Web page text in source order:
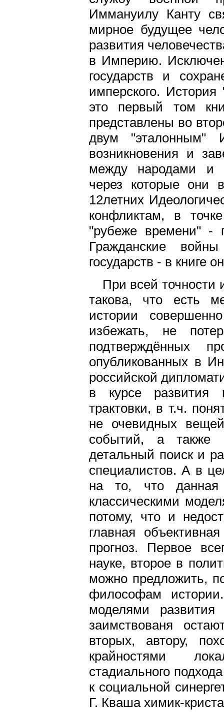
Иммануилу Канту
мирное будущее
развития
в Империю.
государств и
имперского.
это первый том
представлены во
двум
возникновения и
между народами и
через которые они
12летних
конфликтам, в
"рубеже времени" -
Гражданские
государств - в книге
При всей точности
такова, что есть
истории
избежать, не
подтверждённых
опубликованных в
российской
в курсе развития
трактовки, в т.ч.
не очевидных
событий, а также
детальный поиск и
специалистов. А в
на то, что данная
классическими
потому, что и
главная
прогноз. Первое
науке, второе в
можно предложить,
философам
моделями
заимствованя
вторых, автору,
крайностями
стадиального
к социальной
Г. Кваша химик-